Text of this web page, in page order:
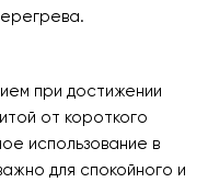
при достижении
от короткого
использование в
для спокойного и